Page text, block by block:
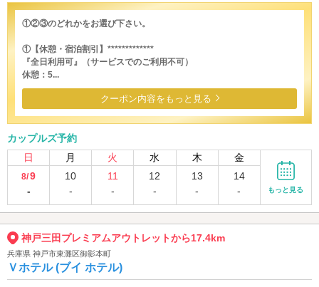
①②③のどれかをお選び下さい。
①【休憩・宿泊割引】*************
『全日利用可』（サービスでのご利用不可）
休憩：5...
クーポン内容をもっと見る
カップルズ予約
日
月 火 水 木 金
8/9
-
10
-
11
-
12
-
13
-
14
-
もっと見る
神戸三田プレミアムアウトレットから17.4km
兵庫県 神戸市東灘区御影本町
Ｖホテル (ブイ ホテル)